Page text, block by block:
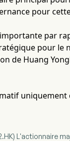
pour
par
pour le
de Huang
uniquement
L'actionnaire